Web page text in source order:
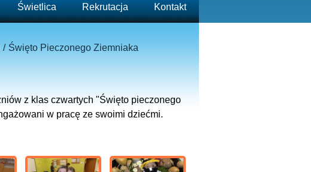
Świetlica Rekrutacja Kontakt
Święto Pieczonego Ziemniaka
z klas czwartych "Święto pieczonego
w pracę ze swoimi dziećmi.